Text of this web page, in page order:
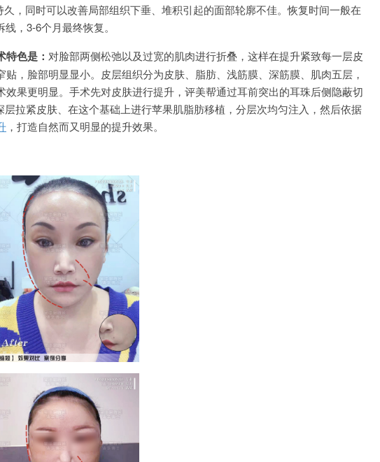
，同时可以改善局部组织下垂、堆积引起的面部轮廓不佳。恢复时间一般在
，3-6个月最终恢复。
色是： 对脸部两侧松弛以及过宽的肌肉进行折叠，这样在提升紧致每一层皮
，脸部明显显小。皮层组织分为皮肤、脂肪、浅筋膜、深筋膜、肌肉五层，
效果更明显。手术先对皮肤进行提升，评美帮通过耳前突出的耳珠后侧隐蔽切
拉紧皮肤、在这个基础上进行苹果肌脂肪移植，分层次均匀注入，然后依据
，打造自然而又明显的提升效果。